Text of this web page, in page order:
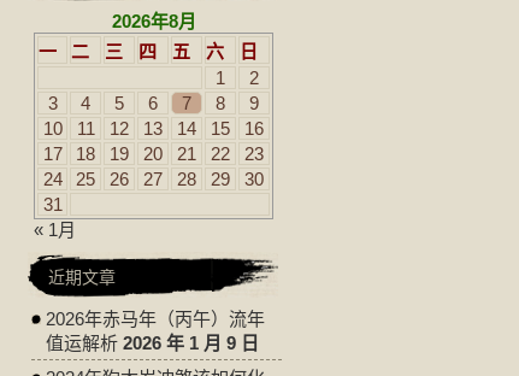
2026年8月
一
二 三 四 五 六
日
1
2
3
4 5 6 7 8
9
10
11 12 13 14 15
16
17
18 19 20 21 22
23
24
25 26 27 28 29
30
31
« 1月
近期文章
2026年赤马年（丙午）流年
值运解析 2026 年 1 月 9 日